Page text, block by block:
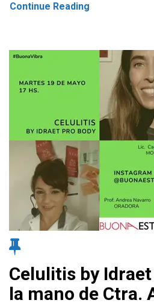
Continue Reading
Celulitis by
la mano de Ctra.